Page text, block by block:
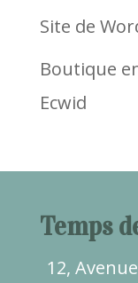
Site de
Boutique
Ecwid
Temps
12,